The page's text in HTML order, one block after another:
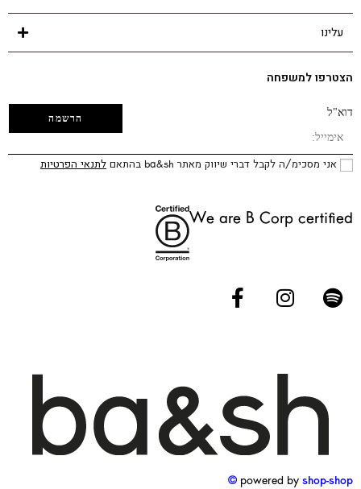
עלינו
הצטרפו למשפחה
דוא"ל
אני מסכימ/ה לקבל דברי שיווק מאתר ba&sh בהתאם לתנאי הפרטיות
We are B Corp certified
powered by shop-shop ©️